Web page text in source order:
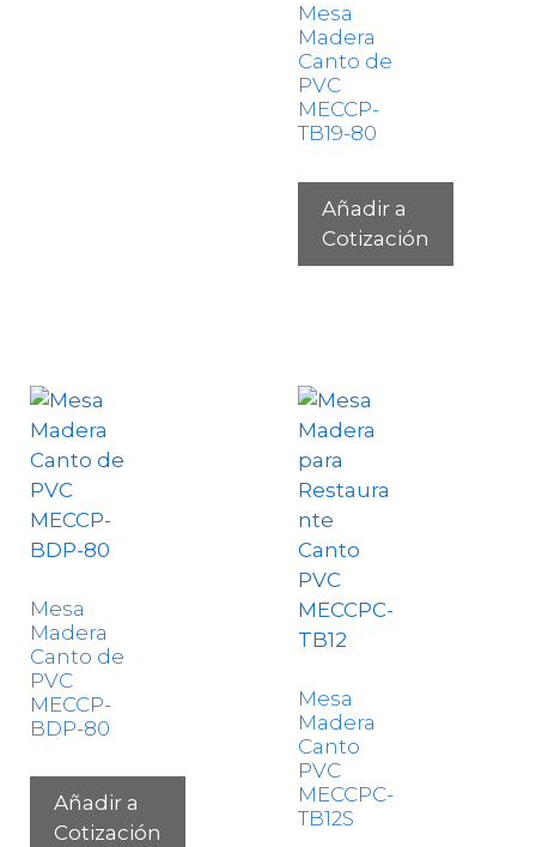
Mesa
Madera
Canto de
PVC
MECCP-
TB19-80
Añadir a
Cotización
Mesa
Madera
Canto de
PVC
MECCP-
BDP-80
Añadir a
Cotización
Mesa
Madera
Canto
PVC
MECCPC-
TB12S